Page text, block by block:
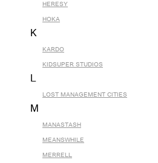
HERESY
HOKA
K
KARDO
KIDSUPER STUDIOS
L
LOST MANAGEMENT CITIES
M
MANASTASH
MEANSWHILE
MERRELL